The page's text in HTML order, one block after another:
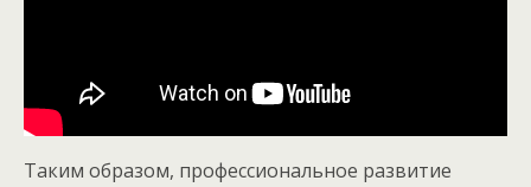
Таким образом, профессиональное развитие